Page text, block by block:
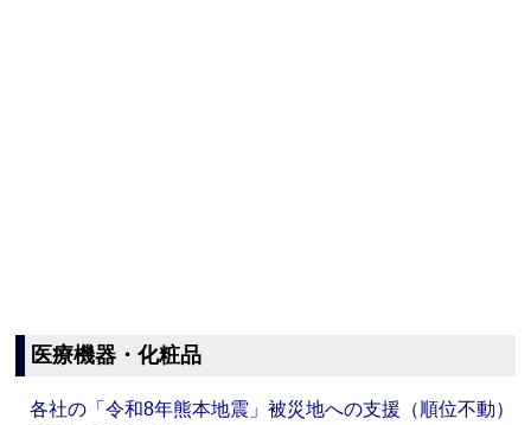
医療機器・化粧品
各社の「令和8年熊本地震」被災地への支援（順位不動）